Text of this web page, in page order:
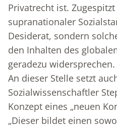
Privatrecht ist.
supranationaler
Desiderat, sondern
den Inhalten des
geradezu widersprechen.
An dieser Stelle setzt
Sozialwissenschaftler
Konzept eines „neuen
„Dieser bildet einen